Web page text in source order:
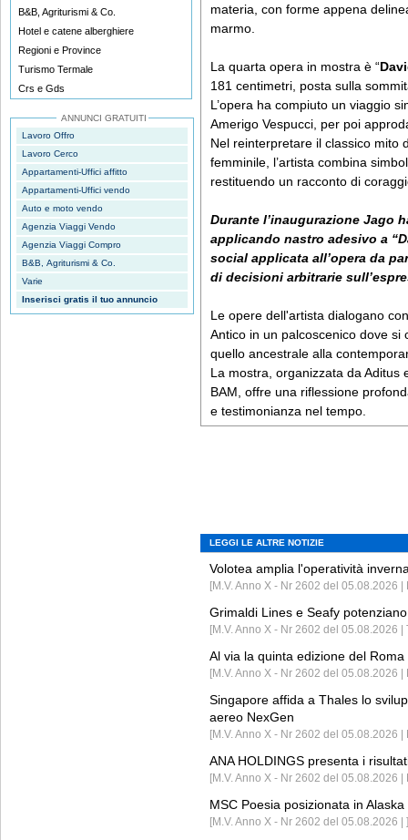
B&B, Agriturismi & Co.
Hotel e catene alberghiere
Regioni e Province
Turismo Termale
Crs e Gds
ANNUNCI GRATUITI
Lavoro Offro
Lavoro Cerco
Appartamenti-Uffici affitto
Appartamenti-Uffici vendo
Auto e moto vendo
Agenzia Viaggi Vendo
Agenzia Viaggi Compro
B&B, Agriturismi & Co.
Varie
Inserisci gratis il tuo annuncio
materia, con forme appena
marmo.
La quarta opera in mostra è “
181 centimetri, posta sulla
L’opera ha compiuto un viaggio
Amerigo Vespucci, per poi
Nel reinterpretare il classico mito
femminile, l’artista combina
restituendo un racconto di
Durante l’inaugurazione Jago
applicando nastro adesivo a
social applicata all’opera da
di decisioni arbitrarie
Le opere dell'artista dialogano
Antico in un palcoscenico dove
quello ancestrale alla
La mostra, organizzata da Aditus
BAM, offre una riflessione
e testimonianza nel tempo.
LEGGI LE ALTRE NOTIZIE
Volotea amplia l'operatività
[M.V. Anno X - Nr 2602 del 05.08.2026 |
Grimaldi Lines e Seafy
[M.V. Anno X - Nr 2602 del 05.08.2026 |
Al via la quinta edizione del
[M.V. Anno X - Nr 2602 del 05.08.2026 |
Singapore affida a Thales lo
aereo NexGen
[M.V. Anno X - Nr 2602 del 05.08.2026
ANA HOLDINGS presenta i
[M.V. Anno X - Nr 2602 del 05.08.2026
MSC Poesia posizionata in
[M.V. Anno X - Nr 2602 del 05.08.2026 | ]